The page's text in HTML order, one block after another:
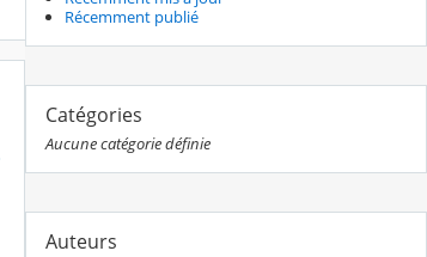
Récemment publié
Catégories
Aucune catégorie définie
Auteurs